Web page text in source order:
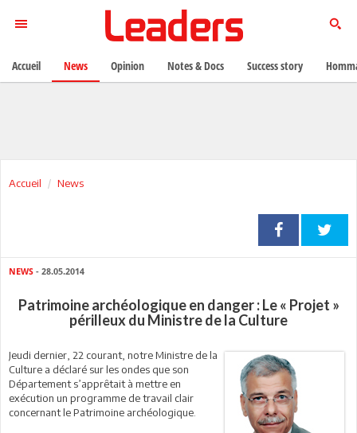
Accueil News
NEWS - 28.05.2014
Patrimoine archéologique en danger : Le « Projet »
périlleux du Ministre de la Culture
Jeudi dernier, 22 courant, notre Ministre de la
Culture a déclaré sur les ondes que son
Département s’apprêtait à mettre en
exécution un programme de travail clair
concernant le Patrimoine archéologique.
Accueil News Opinion Notes & Docs Success story